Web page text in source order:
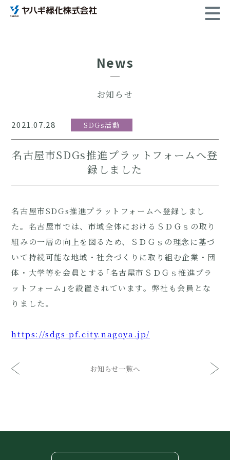
News
お知らせ
2021.07.28 SDGs活動
名古屋市SDGs推進プラットフォームへ登
録しました
名古屋市SDGs推進プラットフォームへ登録しまし
た。名古屋市では、市域全体におけるＳＤＧｓの取り
組みの一層の向上を図るため、ＳＤＧｓの理念に基づ
いて持続可能な地域・社会づくりに取り組む企業・団
体・大学等を会員とする「名古屋市ＳＤＧｓ推進プラ
ットフォーム」を設置されています。弊社も会員とな
りました。
https://sdgs-pf.city.nagoya.jp/
お知らせ一覧へ